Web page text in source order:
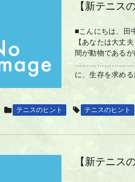
【新テニス
■こんにちは、田
【あなたは大丈
間が動物である
…………………………答
に、生存を求め
テニスのヒント テニスのヒント
【新テニス